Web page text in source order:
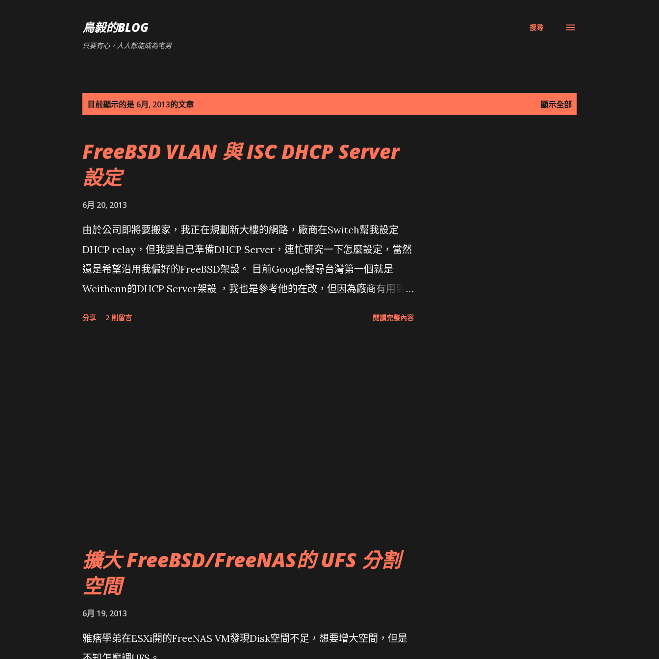
鳥毅的BLOG
只要有心，人人都能成為宅男
搜尋
目前顯示的是 6月, 2013的文章 顯示全部
FreeBSD VLAN 與 ISC DHCP Server
設定
6月 20, 2013
由於公司即將要搬家，我正在規劃新大樓的網路，廠商在Switch幫我設定
DHCP relay，但我要自己準備DHCP Server，連忙研究一下怎麼設定，當然
還是希望沿用我偏好的FreeBSD架設。 目前Google搜尋台灣第一個就是
Weithenn的DHCP Server架設 ，我也是參考他的在改，但因為廠商有用到
分享 2 則留言 閱讀完整內容
擴大 FreeBSD/FreeNAS的 UFS 分割
空間
6月 19, 2013
雅痞學弟在ESXi開的FreeNAS VM發現Disk空間不足，想要增大空間，但是